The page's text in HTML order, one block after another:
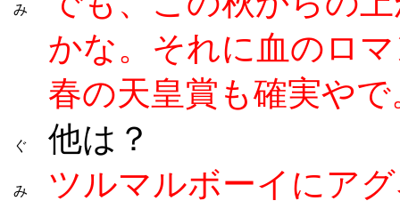
み
かな。それに血のロ
春の天皇賞も確実やで
ぐ 他は？
み
ツルマルボーイにア